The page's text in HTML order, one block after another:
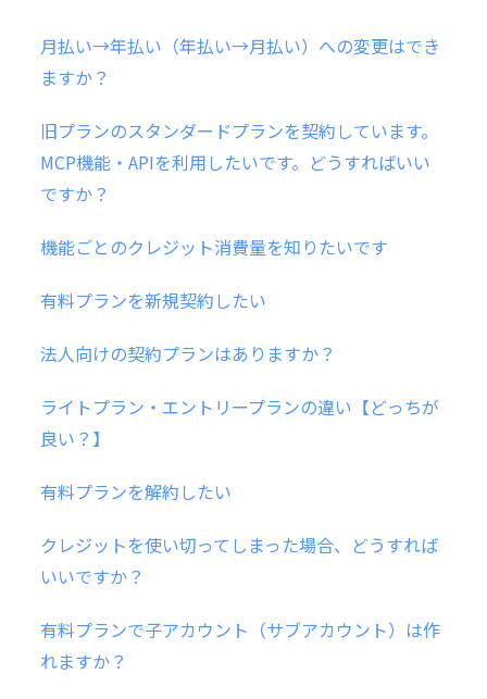
月払い→年払い（年払い→月払い）への変更はでき
ますか？
旧プランのスタンダードプランを契約しています。
MCP機能・APIを利用したいです。どうすればいい
ですか？
機能ごとのクレジット消費量を知りたいです
有料プランを新規契約したい
法人向けの契約プランはありますか？
ライトプラン・エントリープランの違い【どっちが
良い？】
有料プランを解約したい
クレジットを使い切ってしまった場合、どうすれば
いいですか？
有料プランで子アカウント（サブアカウント）は作
れますか？